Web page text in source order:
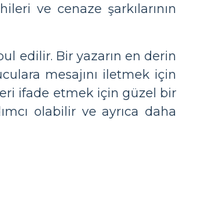
ve cenaze şarkılarının
edilir. Bir yazarın en derin
mesajını iletmek için
ifade etmek için güzel bir
olabilir ve ayrıca daha